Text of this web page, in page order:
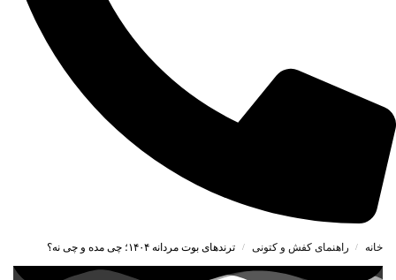
خانه / راهنمای کفش و کتونی / ترندهای بوت مردانه ۱۴۰۴؛ چی مده و چی نه؟